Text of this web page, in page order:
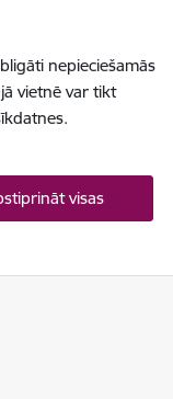
nepieciešamās
vietnē var tikt
visas